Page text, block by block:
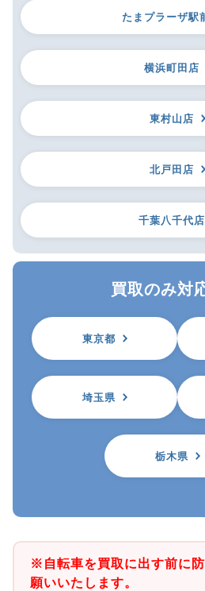
たまプラーザ駅
横浜町田店
東村山店
北戸田店
千葉八千代店
買取のみ対
東京都
埼玉県
栃木県
※自転車を買取に出す前に
願いいたします。